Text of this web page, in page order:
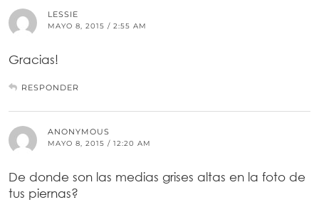
LESSIE
MAYO 8, 2015 / 2:55 AM
Gracias!
RESPONDER
ANONYMOUS
MAYO 8, 2015 / 12:20 AM
De donde son las medias grises altas en la foto de
tus piernas?